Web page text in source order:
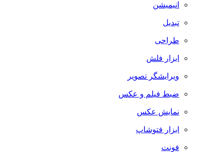
انیمیشن
تبدیل
طراحی
ابزار فلش
ویرایشگر تصویر
ضبط فيلم و عكس
نمایش عکس
ابزار فتوشاپ
فونت